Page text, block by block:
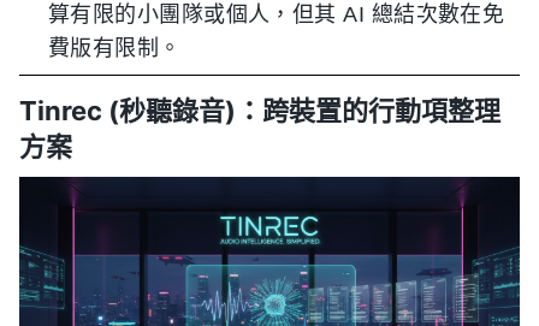
算有限的小團隊或個人，但其 AI 總結次數在免
費版有限制。
Tinrec (秒聽錄音)：跨裝置的行動項整理
方案